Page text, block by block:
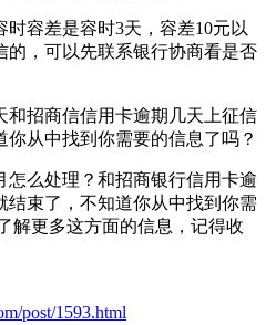
容差是容时3天，容差10元以
的，可以先联系银行协商看是否
和招商信信用卡逾期几天上征信
从中找到你需要的信息了吗？
怎么处理？和招商银行信用卡逾
结束了，不知道你从中找到你需
解更多这方面的信息，记得收
post/1593.html